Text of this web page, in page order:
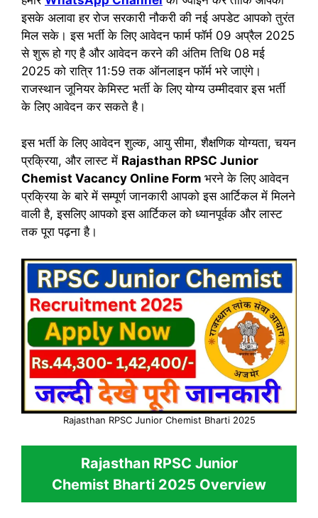
इसके अलावा हर रोज सरकारी नौकरी की नई अपडेट आपको तुरंत
मिल सके। इस भर्ती के लिए आवेदन फार्म फॉर्म 09 अप्रैल 2025
से शुरू हो गए है और आवेदन करने की अंतिम तिथि 08 मई
2025 को रात्रि 11:59 तक ऑनलाइन फॉर्म भरे जाएंगे।
राजस्थान जूनियर केमिस्ट भर्ती के लिए योग्य उम्मीदवार इस भर्ती
के लिए आवेदन कर सकते है।
इस भर्ती के लिए आवेदन शुल्क, आयु सीमा, शैक्षणिक योग्यता, चयन
प्रक्रिया, और लास्ट में Rajasthan RPSC Junior
Chemist Vacancy Online Form भरने के लिए आवेदन
प्रक्रिया के बारे में सम्पूर्ण जानकारी आपको इस आर्टिकल में मिलने
वाली है, इसलिए आपको इस आर्टिकल को ध्यानपूर्वक और लास्ट
तक पूरा पढ़ना है।
Rajasthan RPSC Junior Chemist Bharti 2025
Rajasthan RPSC Junior
Chemist Bharti 2025 Overview